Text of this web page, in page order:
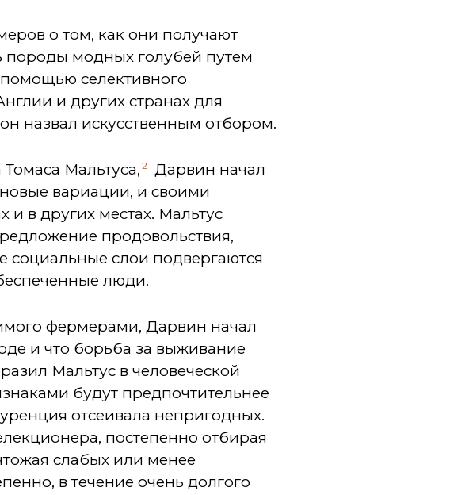
о том, как они получают
породы модных голубей путем
селективного
и других странах для
назвал искусственным отбором.
Мальтуса, 2
Дарвин начал
вариации, и своими
в других местах. Мальтус
продовольствия,
социальные слои подвергаются
люди.
фермерами, Дарвин начал
и что борьба за выживание
Мальтус в человеческой
будут предпочтительнее
отсеивала непригодных.
постепенно отбирая
слабых или менее
в течение очень долгого